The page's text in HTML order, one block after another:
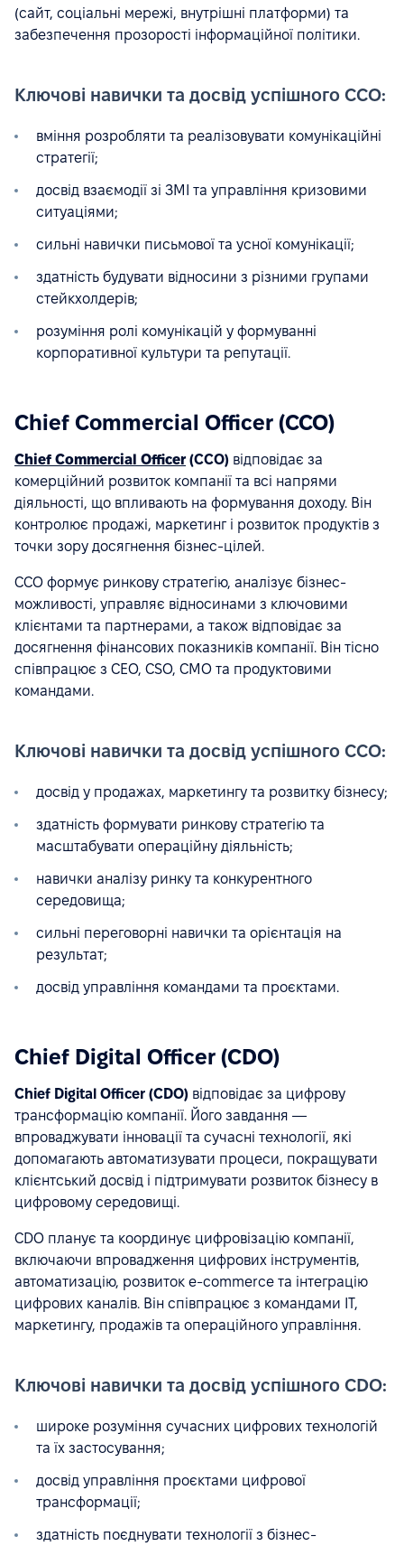
(сайт, соціальні мережі, внутрішні платформи) та
забезпечення прозорості інформаційної політики.
Ключові навички та досвід успішного CCO:
вміння розробляти та реалізовувати комунікаційні
стратегії;
досвід взаємодії зі ЗМІ та управління кризовими
ситуаціями;
сильні навички письмової та усної комунікації;
здатність будувати відносини з різними групами
стейкхолдерів;
розуміння ролі комунікацій у формуванні
корпоративної культури та репутації.
Chief Commercial Officer (CCO)
Chief Commercial Officer (CCO) відповідає за
комерційний розвиток компанії та всі напрями
діяльності, що впливають на формування доходу. Він
контролює продажі, маркетинг і розвиток продуктів з
точки зору досягнення бізнес-цілей.
CCO формує ринкову стратегію, аналізує бізнес-
можливості, управляє відносинами з ключовими
клієнтами та партнерами, а також відповідає за
досягнення фінансових показників компанії. Він тісно
співпрацює з CEO, CSO, CMO та продуктовими
командами.
Ключові навички та досвід успішного CCO:
досвід у продажах, маркетингу та розвитку бізнесу;
здатність формувати ринкову стратегію та
масштабувати операційну діяльність;
навички аналізу ринку та конкурентного
середовища;
сильні переговорні навички та орієнтація на
результат;
досвід управління командами та проєктами.
Chief Digital Officer (CDO)
Chief Digital Officer (CDO) відповідає за цифрову
трансформацію компанії. Його завдання —
впроваджувати інновації та сучасні технології, які
допомагають автоматизувати процеси, покращувати
клієнтський досвід і підтримувати розвиток бізнесу в
цифровому середовищі.
CDO планує та координує цифровізацію компанії,
включаючи впровадження цифрових інструментів,
автоматизацію, розвиток e-commerce та інтеграцію
цифрових каналів. Він співпрацює з командами IT,
маркетингу, продажів та операційного управління.
Ключові навички та досвід успішного CDO:
широке розуміння сучасних цифрових технологій
та їх застосування;
досвід управління проєктами цифрової
трансформації;
здатність поєднувати технології з бізнес-